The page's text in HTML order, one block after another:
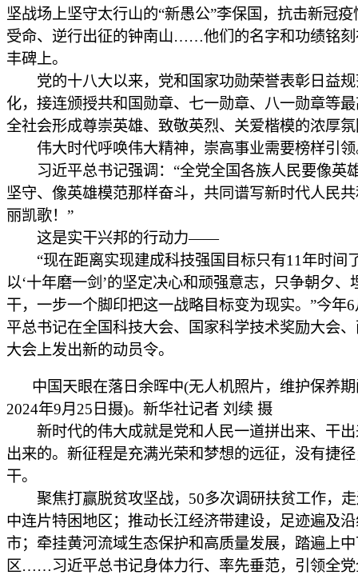
坚战场上坚守太行山的“新愚公”李保国，抗击新冠
受命、逆行出征的钟南山……他们的名字和功绩铭刻
丰碑上。
党的十八大以来，党和国家功勋荣誉表彰日益规
化，接连颁授共和国勋章、七一勋章、八一勋章等
全社会形成尊崇英雄、致敬英烈、关爱楷模的浓厚
伟大时代呼唤伟大精神，崇高事业需要榜样引领
习近平总书记强调：“全党全国各族人民要像英
坚守、像英雄模范那样奋斗，共同谱写新时代人民
丽凯歌！”
这是实干兴邦的行动力——
“现在距离实现建成科技强国目标只有11年时间
以‘十年磨一剑’的坚定决心和顽强意志，只争朝夕、
干，一步一个脚印把这一战略目标变为现实。”今年
平总书记在全国科技大会、国家科学技术奖励大会
大会上发出新的动员令。
中国天眼在落日余晖中(无人机照片，维护保养
2024年9月25日摄)。新华社记者 刘续 摄
新时代的伟大成就是党和人民一道拼出来、干出
出来的。新征程是充满光荣和梦想的远征，没有捷
干。
聚焦打赢脱贫攻坚战，50多次调研扶贫工作，走
中连片特困地区；推动长江经济带建设，足迹遍及
市；牵挂黄河流域生态保护和高质量发展，踏遍上
区……习近平总书记身体力行、率先垂范，引领全